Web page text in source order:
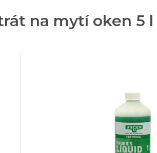
na mytí oken 5 l